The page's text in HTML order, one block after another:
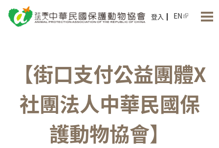
登入 EN
【街口支付公益團體X
社團法人中華民國保
護動物協會】